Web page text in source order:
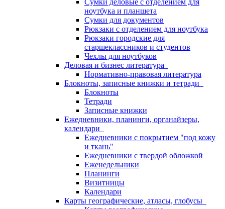
Сумки деловые с отделением для
ноутбука и планшета
Сумки для документов
Рюкзаки с отделением для ноутбука
Рюкзаки городские для
старшеклассников и студентов
Чехлы для ноутбуков
Деловая и бизнес литература
Нормативно-правовая литература
Блокноты, записные книжки и тетради
Блокноты
Тетради
Записные книжки
Ежедневники, планинги, органайзеры,
календари
Ежедневники с покрытием "под кожу
и ткань"
Ежедневники с твердой обложкой
Еженедельники
Планинги
Визитницы
Календари
Карты географические, атласы, глобусы